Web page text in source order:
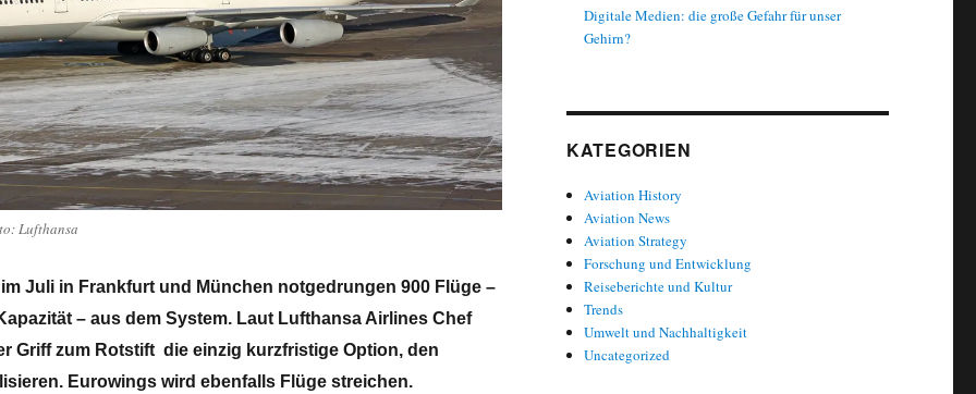
Lufthansa
Juli in Frankfurt und München notgedrungen 900 Flüge –
– aus dem System. Laut Lufthansa Airlines Chef
Griff zum Rotstift die einzig kurzfristige Option, den
Eurowings wird ebenfalls Flüge streichen.
Digitale Medien: die große Gefahr für unser
Gehirn?
KATEGORIEN
Aviation History
Aviation News
Aviation Strategy
Forschung und Entwicklung
Reiseberichte und Kultur
Trends
Umwelt und Nachhaltigkeit
Uncategorized